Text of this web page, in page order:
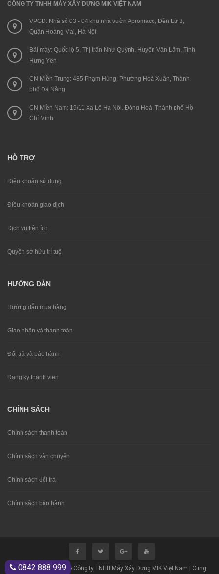
CÔNG TY TNHH MÁY XÂY DỰNG MIK VIỆT NAM
VPGD: Nhà số 03 - 04 khu nhà vườn Apromaco, Đền Lừ 3,
Quận Hoàng Mai, Hà Nội
Bãi máy: Quốc lộ 5, Thị trấn Như Quỳnh, Huyện Văn Lâm, Tỉnh
Hưng Yên
CN Miền Trung: 485 Phạm Hùng, Phường Hoà Xuân, Thành
phố Đà Nẵng
CN Miền Nam: 19/11 Xa Lộ Hà Nội, Đông Hoà, Thành phố Hồ
Chí Minh
HỖ TRỢ
Điều khoản sử dụng
Điều khoản giao dịch
Dịch vụ tiện ích
Quyền sở hữu trí tuệ
HƯỚNG DẪN
Hướng dẫn mua hàng
Giao nhận và thanh toán
Đổi trả và bảo hành
Đăng ký thành viên
CHÍNH SÁCH
Chính sách thanh toán
Chính sách vận chuyển
Chính sách đổi trả
Chính sách bảo hành
© Bản quyền thuộc về Công ty TNHH Máy Xây Dựng MIK Việt Nam | Cung
0842 888 999